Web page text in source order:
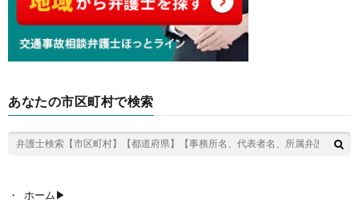
あなたの市区町村で検索
ホーム▶︎